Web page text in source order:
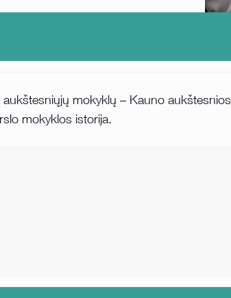
mokyklų – Kauno
mokyklos istorija.